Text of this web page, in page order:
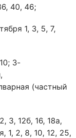
40, 46;
1, 3, 5, 7,
3-
(частный
3, 12б, 16, 18а,
1, 2, 8, 10, 12, 25,